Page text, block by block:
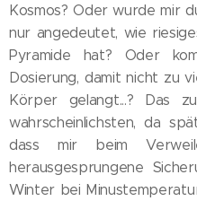
Kosmos? Oder wurde mir
nur angedeutet, wie
Pyramide hat? Oder
Dosierung, damit nicht zu
Körper gelangt...? Das
wahrscheinlichsten, da
dass mir beim
herausgesprungene
Winter bei